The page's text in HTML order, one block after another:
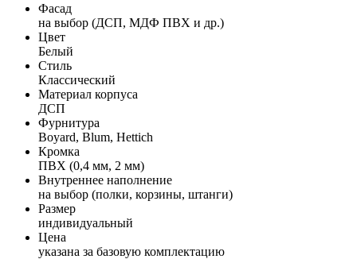
Фасад
на выбор (ДСП, МДФ ПВХ и др.)
Цвет
Белый
Стиль
Классический
Материал корпуса
ДСП
Фурнитура
Boyard, Blum, Hettich
Кромка
ПВХ (0,4 мм, 2 мм)
Внутреннее наполнение
на выбор (полки, корзины, штанги)
Размер
индивидуальный
Цена
указана за базовую комплектацию